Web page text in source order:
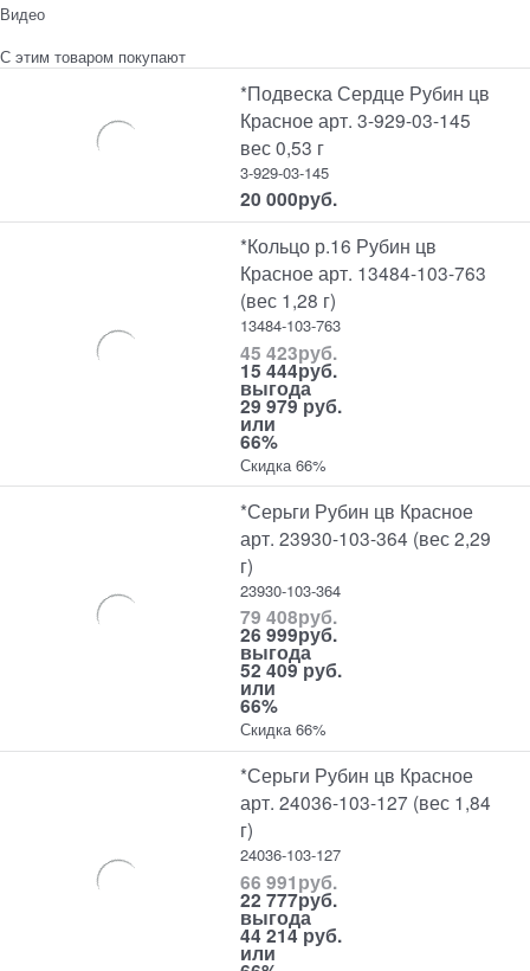
Видео
С этим товаром покупают
*Подвеска Сердце Рубин цв
Красное арт. 3-929-03-145
вес 0,53 г
3-929-03-145
20 000руб.
*Кольцо р.16 Рубин цв
Красное арт. 13484-103-763
(вес 1,28 г)
13484-103-763
45 423руб.
15 444руб.
выгода
29 979 руб.
или
66%
Скидка 66%
*Серьги Рубин цв Красное
арт. 23930-103-364 (вес 2,29
г)
23930-103-364
79 408руб.
26 999руб.
выгода
52 409 руб.
или
66%
Скидка 66%
*Серьги Рубин цв Красное
арт. 24036-103-127 (вес 1,84
г)
24036-103-127
66 991руб.
22 777руб.
выгода
44 214 руб.
или